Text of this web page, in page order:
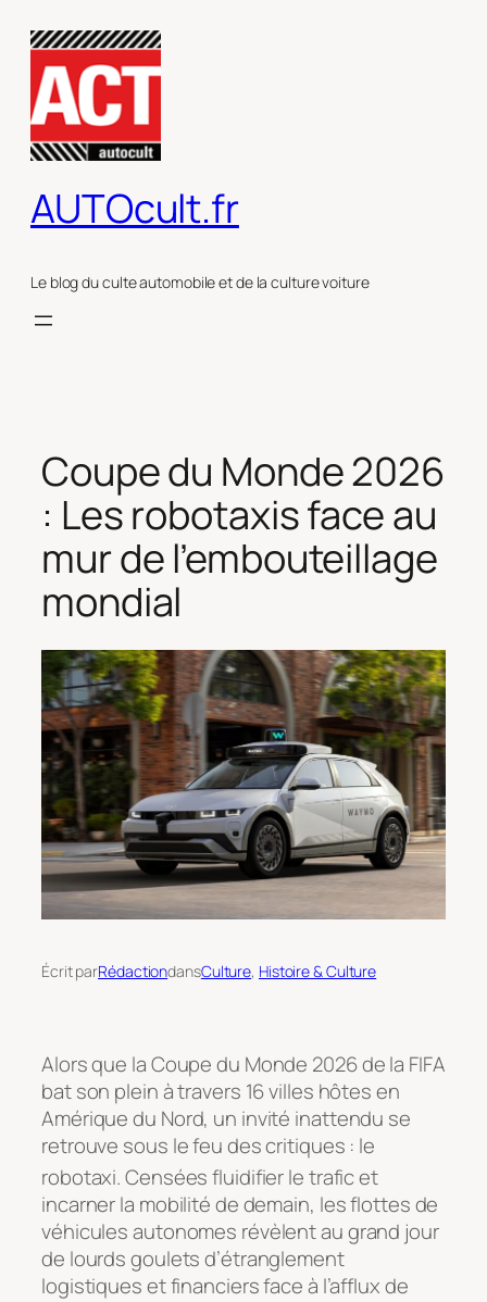
contenu
AUTOcult.fr
Le blog du culte automobile et de la culture voiture
Coupe du Monde 2026
: Les robotaxis face au
mur de l’embouteillage
mondial
Écrit parRédactiondansCulture, Histoire & Culture
Alors que la Coupe du Monde 2026 de la FIFA
bat son plein à travers 16 villes hôtes en
Amérique du Nord, un invité inattendu se
retrouve sous le feu des critiques : le
robotaxi. Censées fluidifier le trafic et
incarner la mobilité de demain, les flottes de
véhicules autonomes révèlent au grand jour
de lourds goulets d’étranglement
logistiques et financiers face à l’afflux de